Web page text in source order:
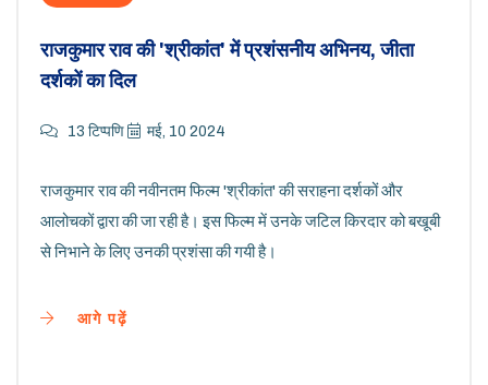
राजकुमार राव की 'श्रीकांत' में प्रशंसनीय अभिनय, जीता
दर्शकों का दिल
13 टिप्पणि मई, 10 2024
राजकुमार राव की नवीनतम फिल्म 'श्रीकांत' की सराहना दर्शकों और
आलोचकों द्वारा की जा रही है। इस फिल्म में उनके जटिल किरदार को बखूबी
से निभाने के लिए उनकी प्रशंसा की गयी है।
आगे पढ़ें